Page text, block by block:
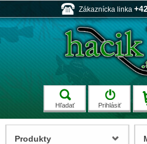
Zákaznícka linka
Hľadať Prihlásiť
Produkty